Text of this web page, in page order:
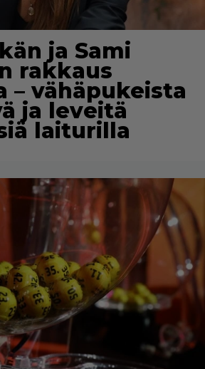
ja Sami
rakkaus
– vähäpukeista
ja leveitä
laiturilla